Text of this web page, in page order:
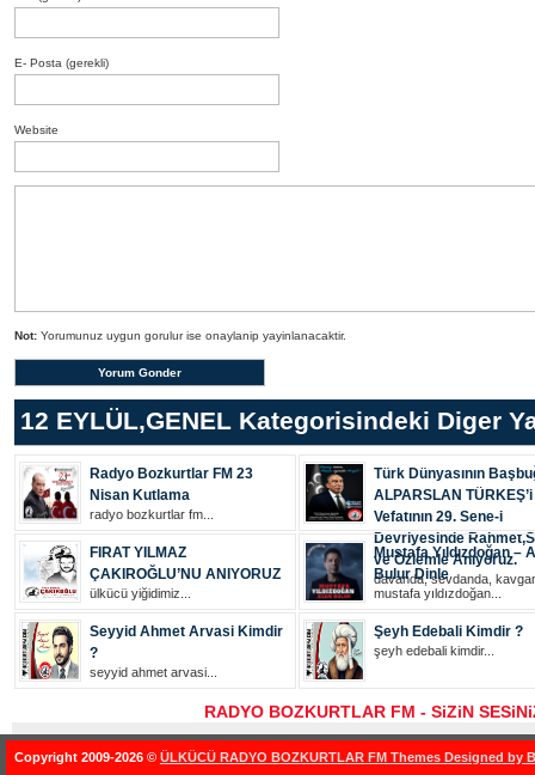
E- Posta (gerekli)
Website
Not: Yorumunuz uygun gorulur ise onaylanip yayinlanacaktir.
12 EYLÜL,GENEL Kategorisindeki Diger
Radyo Bozkurtlar FM 23
Nisan Kutlama
radyo bozkurtlar fm...
Türk Dünyasının
ALPARSLAN TÜRKEŞ’i
Vefatının 29. Sene-i
Devriyesinde
ve Özlemle Anıyoruz.
davanda, sevdanda,
FIRAT YILMAZ
ÇAKIROĞLU’NU ANIYORUZ
ülkücü yiğidimiz...
Mustafa Yıldızdoğan –
Bulur Dinle
mustafa yıldızdoğan...
Seyyid Ahmet Arvasi Kimdir
?
seyyid ahmet arvasi...
Şeyh Edebali Kimdir ?
şeyh edebali kimdir...
RADYO BOZKURTLAR FM - SiZiN
Copyright 2009-2026 © ÜLKÜCÜ RADYO BOZKURTLAR FM Themes Designed by